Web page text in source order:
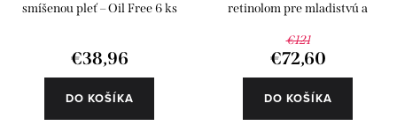
smíšenou pleť – Oil Free 6 ks
€38,96
DO KOŠÍKA
retinolom pre mladistvú a
€121
€72,60
DO KOŠÍKA